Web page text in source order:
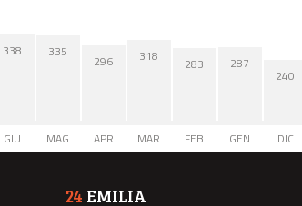
338
GIU
335
MAG
296
APR
318
MAR
283
FEB
287
GEN
240
DIC
24 EMILIA